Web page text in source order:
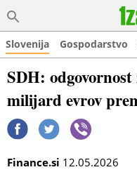
Slovenija Gospodarstvo
SDH:
milijard evrov
Finance.si 12.05.2026